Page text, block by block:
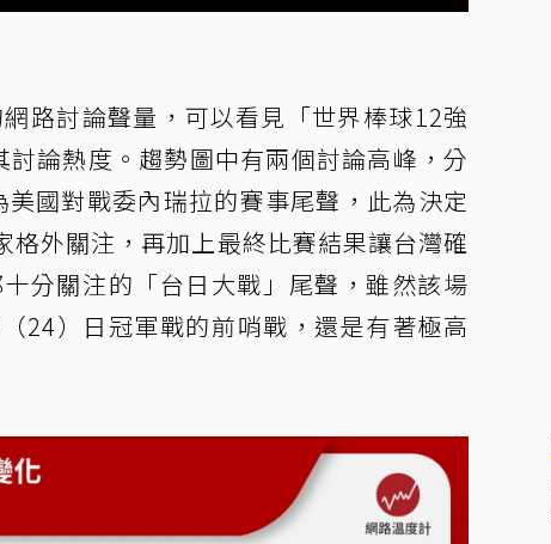
路討論聲量，可以看見「世界棒球12強
論熱度。趨勢圖中有兩個討論高峰，分
國對戰委內瑞拉的賽事尾聲，此為決定
外關注，再加上最終比賽結果讓台灣確
分關注的「台日大戰」尾聲，雖然該場
24）日冠軍戰的前哨戰，還是有著極高